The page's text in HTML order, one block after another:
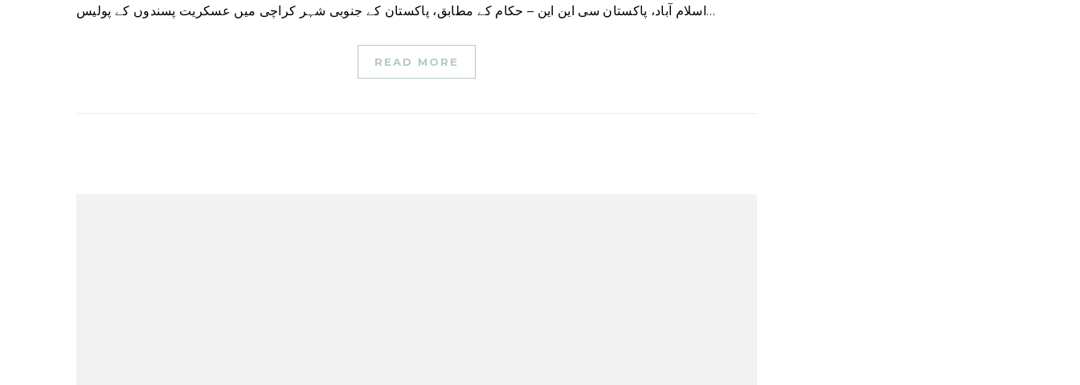
اسلام آباد، پاکستان سی این این – حکام کے مطابق، پاکستان کے جنوبی شہر کراچی میں عسکریت پسندوں کے پولیس…
READ MORE